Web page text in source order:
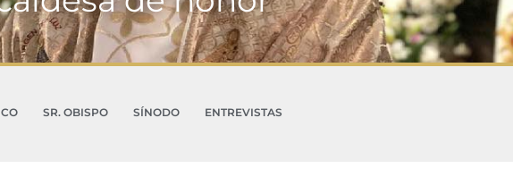
SR. OBISPO SÍNODO
ENTREVISTAS